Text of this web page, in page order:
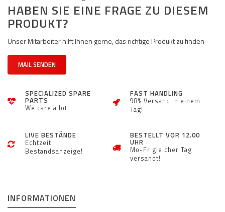
HABEN SIE EINE FRAGE ZU DIESEM
PRODUKT?
Unser Mitarbeiter hilft Ihnen gerne, das richtige Produkt zu finden
MAIL SENDEN
SPECIALIZED SPARE
PARTS
We care a lot!
FAST HANDLING
98% Versand in einem
Tag!
LIVE BESTÄNDE
Echtzeit
Bestandsanzeige!
BESTELLT VOR 12.00
UHR
Mo-Fr gleicher Tag
versandt!
INFORMATIONEN